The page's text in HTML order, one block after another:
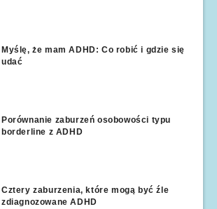
Myślę, że mam ADHD: Co robić i gdzie się
udać
Porównanie zaburzeń osobowości typu
borderline z ADHD
Cztery zaburzenia, które mogą być źle
zdiagnozowane ADHD